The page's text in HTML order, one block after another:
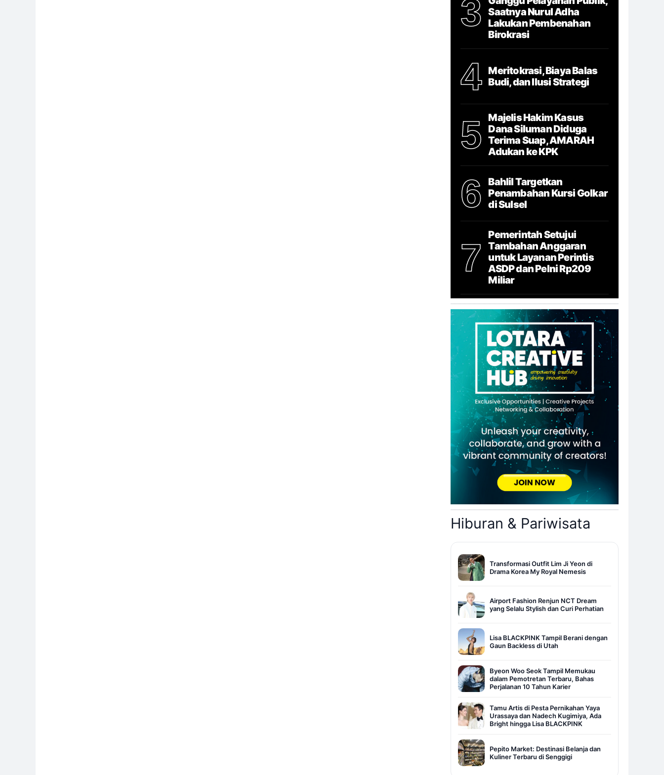
3
Saatnya Nurul Adha
Lakukan Pembenahan
Birokrasi
4
Meritokrasi, Biaya Balas
Budi, dan Ilusi Strategi
5
Majelis Hakim Kasus
Dana Siluman Diduga
Terima Suap, AMARAH
Adukan ke KPK
6
Bahlil Targetkan
Penambahan Kursi Golkar
di Sulsel
7
Pemerintah Setujui
Tambahan Anggaran
untuk Layanan Perintis
ASDP dan Pelni Rp209
Miliar
Hiburan & Pariwisata
Transformasi Outfit Lim Ji Yeon di
Drama Korea My Royal Nemesis
Airport Fashion Renjun NCT Dream
yang Selalu Stylish dan Curi Perhatian
Lisa BLACKPINK Tampil Berani dengan
Gaun Backless di Utah
Byeon Woo Seok Tampil Memukau
dalam Pemotretan Terbaru, Bahas
Perjalanan 10 Tahun Karier
Tamu Artis di Pesta Pernikahan Yaya
Urassaya dan Nadech Kugimiya, Ada
Bright hingga Lisa BLACKPINK
Pepito Market: Destinasi Belanja dan
Kuliner Terbaru di Senggigi